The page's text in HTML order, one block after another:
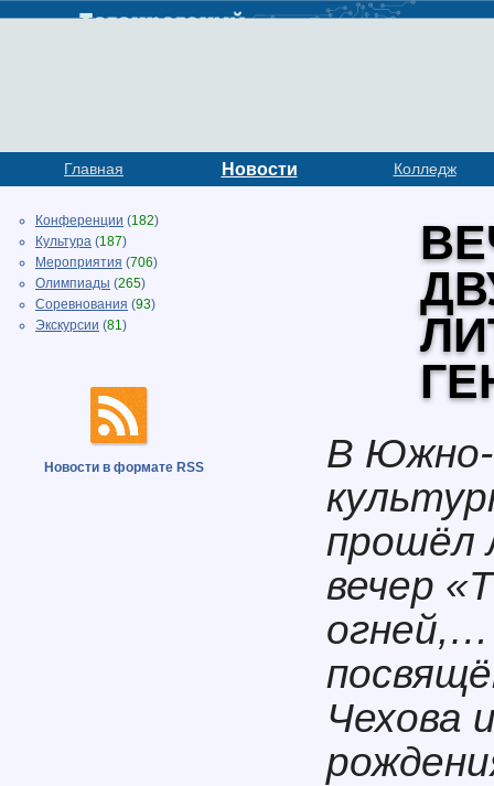
Главная Новости Колледж
Конференции (182)
Культура (187)
Мероприятия (706)
Олимпиады (265)
Соревнования (93)
Экскурсии (81)
Новости в формате RSS
В Южно-
прошёл
вечер
Чехова